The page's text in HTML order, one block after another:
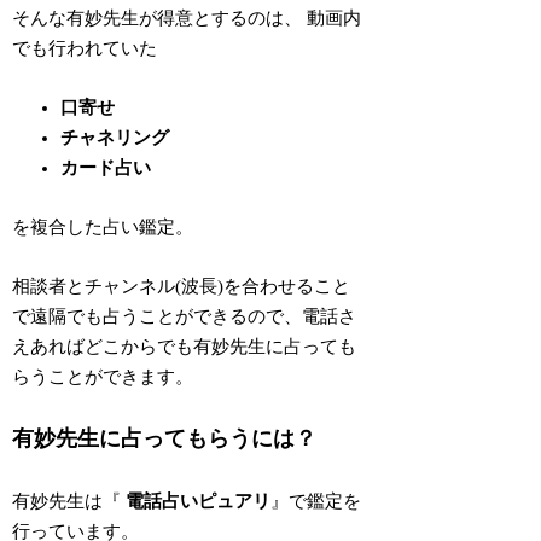
そんな有妙先生が得意とするのは、 動画内
でも行われていた
口寄せ
チャネリング
カード占い
を複合した占い鑑定。
相談者とチャンネル(波長)を合わせること
で遠隔でも占うことができるので、電話さ
えあればどこからでも有妙先生に占っても
らうことができます。
有妙先生に占ってもらうには？
有妙先生は『 電話占いピュアリ 』で鑑定を
行っています。